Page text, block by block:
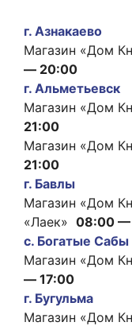
г. Азнакаево
Магазин «Дом
— 20:00
г. Альметьевск
Магазин «Дом
21:00
Магазин «Дом
21:00
г. Бавлы
Магазин «Дом
«Лаек» 08:00 —
с. Богатые Сабы
Магазин «Дом
— 17:00
г. Бугульма
Магазин «Дом